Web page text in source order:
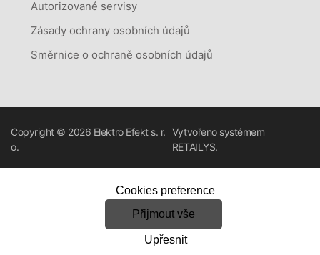
Autorizované servisy
Zásady ochrany osobních údajů
Směrnice o ochraně osobních údajů
Copyright © 2026 Elektro Efekt s. r.
o.
Vytvořeno systémem
RETAILYS.
Cookies preference
Přijmout vše
Upřesnit